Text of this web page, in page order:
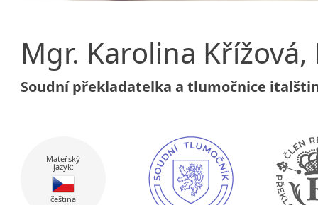
Mgr. Karolina Křížová,
Soudní překladatelka a tlumočnice
Mateřský
jazyk:
čeština